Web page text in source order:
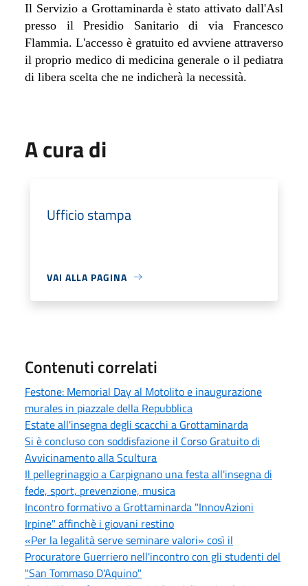
Il Servizio a Grottaminarda è stato attivato dall'Asl
presso il Presidio Sanitario di via Francesco
Flammia. L'accesso è gratuito ed avviene attraverso
il proprio medico di medicina generale o il pediatra
di libera scelta che ne indicherà la necessità.
A cura di
Ufficio stampa
VAI ALLA PAGINA
Contenuti correlati
Festone: Memorial Day al Motolito e inaugurazione
murales in piazzale della Repubblica
Estate all'insegna degli scacchi a Grottaminarda
Si è concluso con soddisfazione il Corso Gratuito di
Avvicinamento alla Scultura
Il pellegrinaggio a Carpignano una festa all'insegna di
fede, sport, prevenzione, musica
Incontro formativo a Grottaminarda "InnovAzioni
Irpine" affinchè i giovani restino
«Per la legalità serve seminare valori» così il
Procuratore Guerriero nell'incontro con gli studenti del
"San Tommaso D'Aquino"